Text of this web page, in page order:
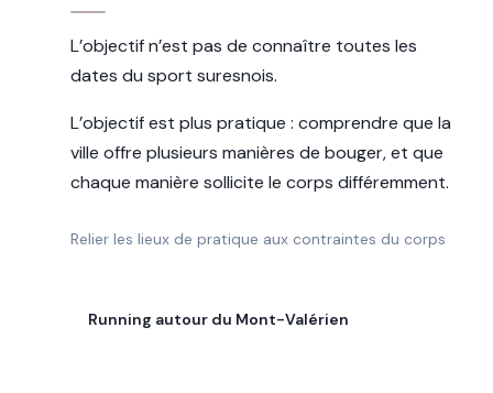
L’objectif n’est pas de connaître toutes les
dates du sport suresnois.
L’objectif est plus pratique : comprendre que la
ville offre plusieurs manières de bouger, et que
chaque manière sollicite le corps différemment.
Relier les lieux de pratique aux contraintes du corps
Running autour du Mont-Valérien